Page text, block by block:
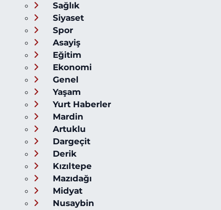
Sağlık
Siyaset
Spor
Asayiş
Eğitim
Ekonomi
Genel
Yaşam
Yurt Haberler
Mardin
Artuklu
Dargeçit
Derik
Kızıltepe
Mazıdağı
Midyat
Nusaybin